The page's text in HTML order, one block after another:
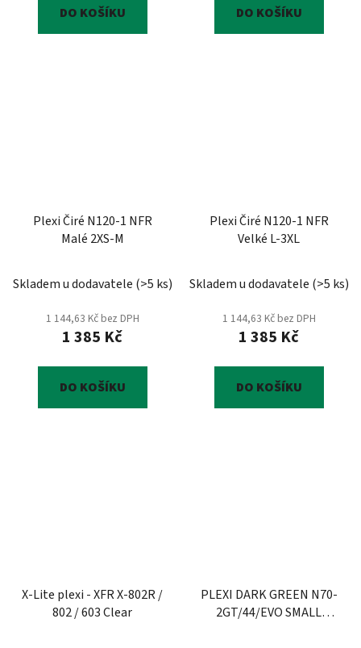
DO KOŠÍKU DO KOŠÍKU
Plexi Čiré N120-1 NFR
Malé 2XS-M
Skladem u dodavatele (>5 ks)
1 144,63 Kč bez DPH
1 385 Kč
DO KOŠÍKU
Plexi Čiré N120-1 NFR
Velké L-3XL
Skladem u dodavatele (>5 ks)
1 144,63 Kč bez DPH
1 385 Kč
DO KOŠÍKU
X-Lite plexi - XFR X-802R /
802 / 603 Clear
PLEXI DARK GREEN N70-
2GT/44/EVO SMALL